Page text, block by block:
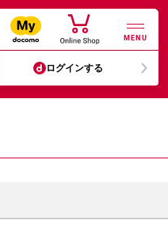
MENU
ログインする